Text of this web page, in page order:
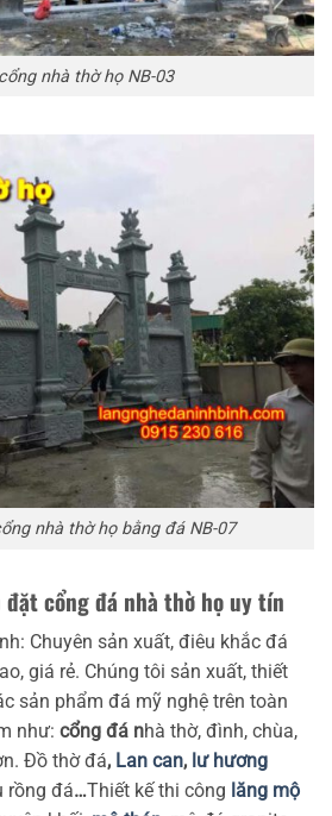
nhà thờ họ NB-03
nhà thờ họ bằng đá NB-07
cổng đá nhà thờ họ uy tín
Chuyên sản xuất, điêu khắc đá
giá rẻ. Chúng tôi sản xuất, thiết
sản phẩm đá mỹ nghệ trên toàn
như: cổng đá nhà thờ, đình, chùa,
Đồ thờ đá, Lan can, lư hương
rồng đá…Thiết kế thi công lăng mộ